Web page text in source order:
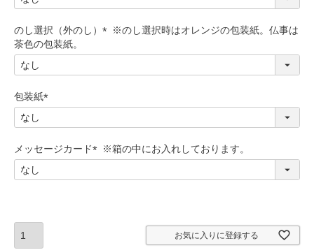
必
のし選択（外のし）
須
包装紙
必
メッセージカード
必
お気に入りに登録する